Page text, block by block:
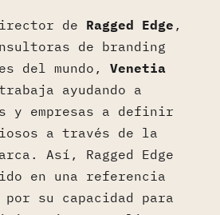
de Ragged Edge ,
de branding
del mundo, Venetia
ayudando a
y empresas a definir
a través de la
Así, Ragged Edge
en una referencia
su capacidad para